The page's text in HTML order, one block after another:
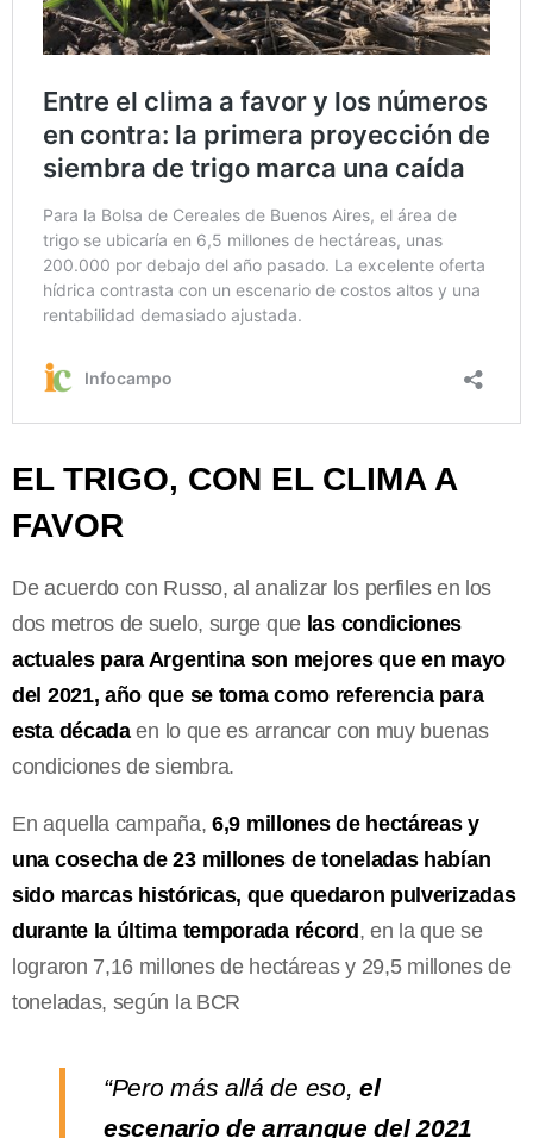
EL TRIGO, CON EL CLIMA A
FAVOR
De acuerdo con Russo, al analizar los perfiles en los
dos metros de suelo, surge que las condiciones
actuales para Argentina son mejores que en mayo
del 2021, año que se toma como referencia para
esta décadaen lo que es arrancar con muy buenas
condiciones de siembra.
En aquella campaña, 6,9 millones de hectáreas y
una cosecha de 23 millones de toneladas habían
sido marcas históricas, que quedaron pulverizadas
durante la última temporada récord , en la que se
lograron 7,16 millones de hectáreas y 29,5 millones de
toneladas, según la BCR
“Pero más allá de eso,el
escenario de arranque del 2021